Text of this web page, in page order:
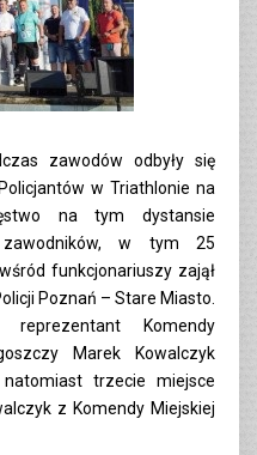
zawodów odbyły się
w Triathlonie na
na tym dystansie
zawodników, w tym 25
funkcjonariuszy zajął
Poznań – Stare Miasto.
reprezentant Komendy
Marek Kowalczyk
trzecie miejsce
z Komendy Miejskiej